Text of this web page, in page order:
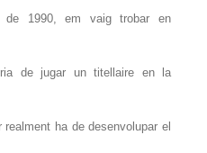
1990, em vaig trobar en
de jugar un titellaire en la
ha de desenvolupar el